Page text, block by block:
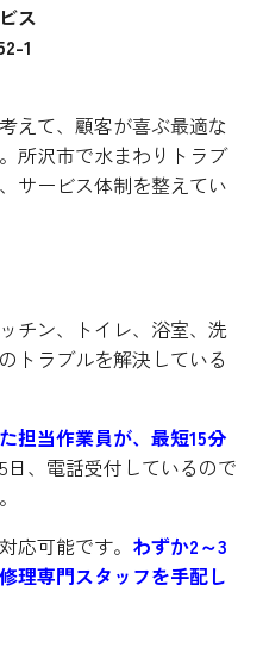
ス
1
えて、顧客が喜ぶ最適な
所沢市で水まわりトラブ
サービス体制を整えてい
チン、トイレ、浴室、洗
トラブルを解決している
担当作業員が、最短15分
日、電話受付しているので
応可能です。 わずか2～3
理専門スタッフを手配し